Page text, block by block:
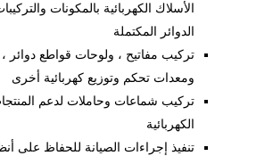
الأسلاك الكهربائية بالمكونات
الدوائر المكتملة
تركيب مفاتيح ، ولوحات قواطع دوائر
ومعدات تحكم وتوزيع كهربائية أخرى
تركيب شماعات وحاملات لدعم
الكهربائية
تنفيذ إجراءات الصيانة للحفاظ على